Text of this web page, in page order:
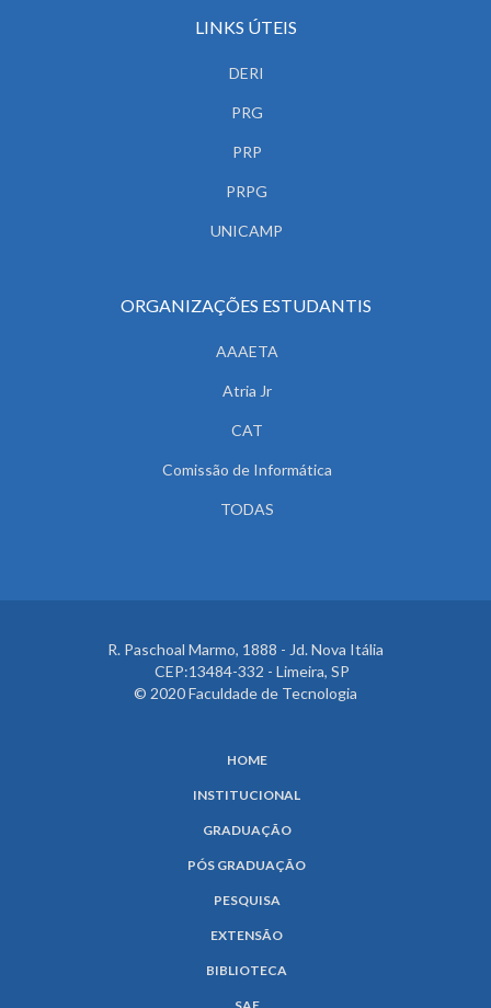
LINKS ÚTEIS
DERI
PRG
PRP
PRPG
UNICAMP
ORGANIZAÇÕES ESTUDANTIS
AAAETA
Atria Jr
CAT
Comissão de Informática
TODAS
R. Paschoal Marmo, 1888 - Jd. Nova Itália
CEP:13484-332 - Limeira, SP
© 2020 Faculdade de Tecnologia
HOME
INSTITUCIONAL
GRADUAÇÃO
PÓS GRADUAÇÃO
PESQUISA
EXTENSÃO
BIBLIOTECA
SAE